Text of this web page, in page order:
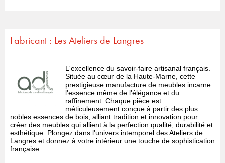
Fabricant : Les Ateliers de Langres
L'excellence du savoir-faire artisanal français.
Située au cœur de la Haute-Marne, cette
prestigieuse manufacture de meubles incarne
l'essence même de l'élégance et du
raffinement. Chaque pièce est
méticuleusement conçue à partir des plus
nobles essences de bois, alliant tradition et innovation pour
créer des meubles qui allient à la perfection qualité, durabilité et
esthétique. Plongez dans l'univers intemporel des Ateliers de
Langres et donnez à votre intérieur une touche de sophistication
française.